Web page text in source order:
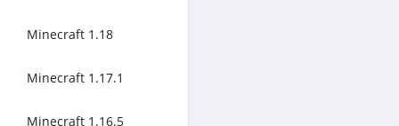
Minecraft 1.18
Minecraft 1.17.1
Minecraft 1.16.5